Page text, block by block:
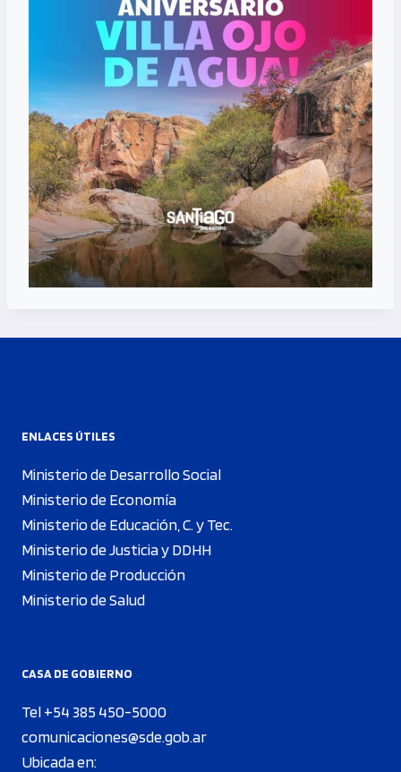
ENLACES ÚTILES
Ministerio de Desarrollo Social
Ministerio de Economía
Ministerio de Educación, C. y Tec.
Ministerio de Justicia y DDHH
Ministerio de Producción
Ministerio de Salud
CASA DE GOBIERNO
Tel +54 385 450-5000
comunicaciones@sde.gob.ar
Ubicada en: